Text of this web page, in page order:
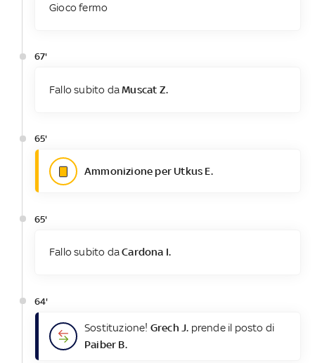
Gioco fermo
67'
Fallo subito daMuscat Z.
65'
Ammonizione per Utkus E.
65'
Fallo subito daCardona I.
64'
Sostituzione! Grech J. prende il posto di
Paiber B.